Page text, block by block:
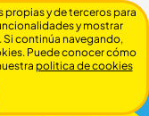
y de terceros para
y mostrar
continúa navegando,
Puede conocer cómo
politica de cookies